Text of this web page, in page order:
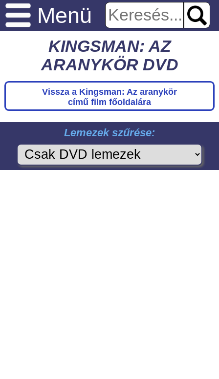
Menü
KINGSMAN: AZ
ARANYKÖR DVD
Vissza a Kingsman: Az aranykör
című film főoldalára
Lemezek szűrése: